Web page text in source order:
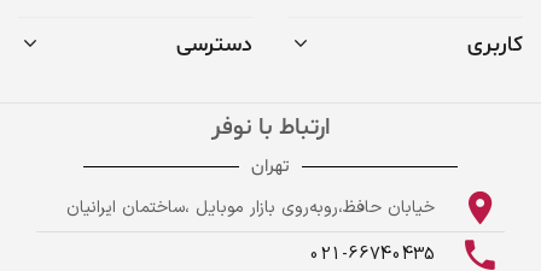
ارتباط با نوفر
تهران
خیابان حافظ،روبه‌روی بازار موبایل ،ساختمان ایرانیان
021-66740435
دسترسی کاربری